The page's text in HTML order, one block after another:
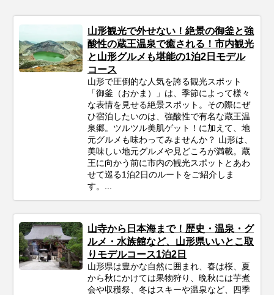
山形観光で外せない！絶景の御釜と強
酸性の蔵王温泉で癒される！市内観光
と山形グルメも堪能の1泊2日モデル
コース
山形で圧倒的な人気を誇る観光スポット
「御釜（おかま）」は、季節によって様々
な表情を見せる絶景スポット。その際にぜ
ひ宿泊したいのは、強酸性で有名な蔵王温
泉郷。ツルツル美肌ゲット！に加えて、地
元グルメも味わってみませんか？ 山形は、
美味しい地元グルメや見どころが満載。蔵
王に向かう前に市内の観光スポットとあわ
せて巡る1泊2日のルートをご紹介しま
す。...
山寺から日本海まで！歴史・温泉・グ
ルメ・水族館など、山形県いいとこ取
りモデルコース1泊2日
山形県は豊かな自然に囲まれ、春は桜、夏
から秋にかけては果物狩り、晩秋には芋煮
会や収穫祭、冬はスキーや温泉など、四季